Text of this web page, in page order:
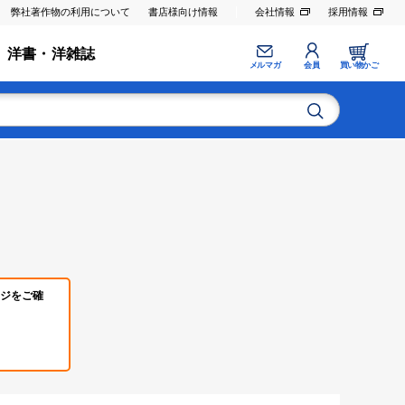
弊社著作物の利用について 書店様向け情報 会社情報 採用情報
洋書・洋雑誌
メルマガ 会員 買い物かご
をご確